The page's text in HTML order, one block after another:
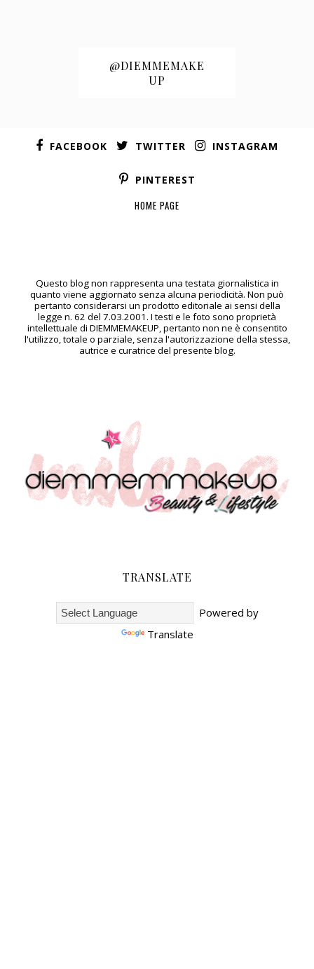
@DIEMMEMAKE
UP
FACEBOOK TWITTER INSTAGRAM
PINTEREST
HOME PAGE
Questo blog non rappresenta una testata giornalistica in
quanto viene aggiornato senza alcuna periodicità. Non può
pertanto considerarsi un prodotto editoriale ai sensi della
legge n. 62 del 7.03.2001. I testi e le foto sono proprietà
intellettuale di DIEMMEMAKEUP, pertanto non ne è consentito
l'utilizzo, totale o parziale, senza l'autorizzazione della stessa,
autrice e curatrice del presente blog.
TRANSLATE
Powered by
Translate